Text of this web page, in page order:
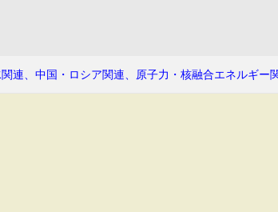
連、中国・ロシア関連、原子力・核融合エネルギー